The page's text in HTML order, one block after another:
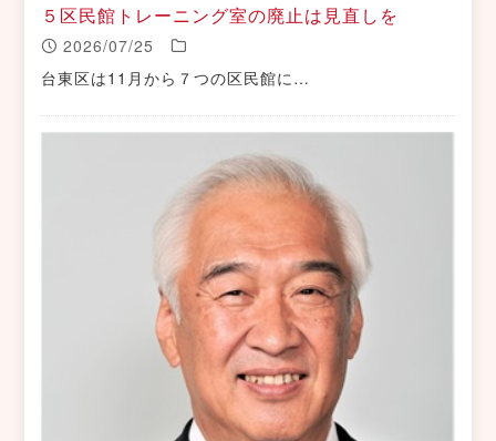
５区民館トレーニング室の廃止は見直しを
2026/07/25
台東区は11月から７つの区民館に…